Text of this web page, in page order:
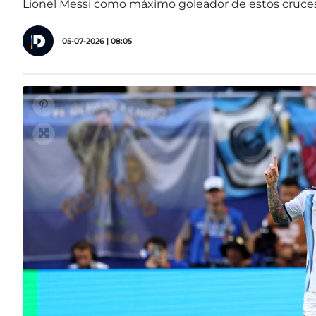
Lionel Messi como máximo goleador de estos
05-07-2026 | 08:05